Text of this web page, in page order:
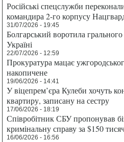
Російські спецслужби
командира 2-го корпусу
31/07/2026 - 19:45
Болгарський воротила грального
Україні
22/07/2026 - 12:59
Прокуратура мацає
накопичене
19/06/2026 - 14:41
У віцепрем’єра Кулеби хочуть
квартиру, записану на сестру
17/06/2026 - 18:19
Співробітник СБУ пропонував
кримінальну справу за $150
16/06/2026 - 16:56